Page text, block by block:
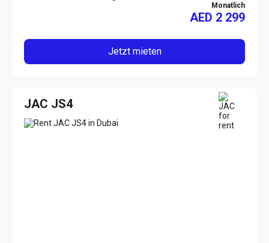
Monatlich
AED 2 299
Jetzt mieten
JAC JS4